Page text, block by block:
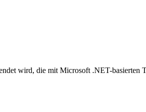
wird, die mit Microsoft .NET-